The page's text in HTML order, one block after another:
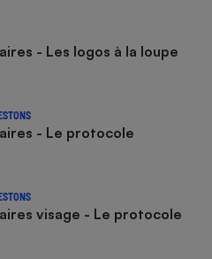
- Les logos à la loupe
- Le protocole
visage - Le protocole